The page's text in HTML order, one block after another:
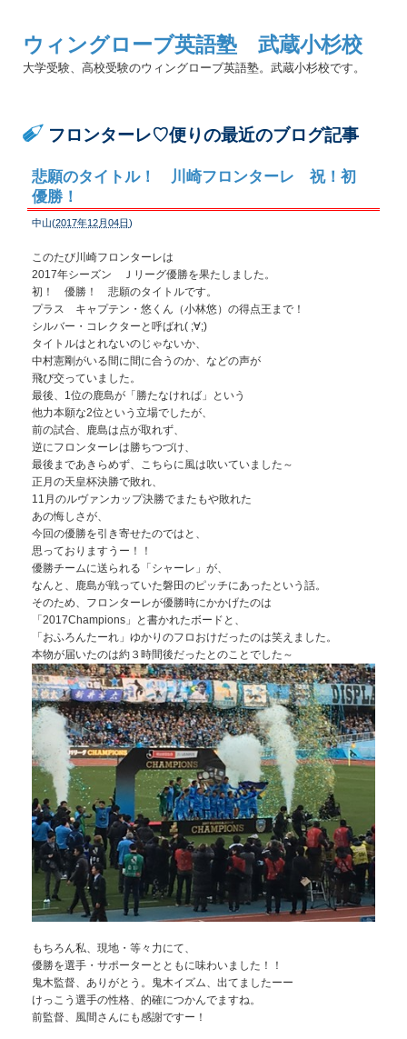
ウィングローブ英語塾 武蔵小杉校
大学受験、高校受験のウィングローブ英語塾。武蔵小杉校です。
フロンターレ♡便りの最近のブログ記事
悲願のタイトル！ 川崎フロンターレ 祝！初
優勝！
中山(2017年12月04日)
このたび川崎フロンターレは
2017年シーズン Ｊリーグ優勝を果たしました。
初！ 優勝！ 悲願のタイトルです。
プラス キャプテン・悠くん（小林悠）の得点王まで！
シルバー・コレクターと呼ばれ( ;∀;)
タイトルはとれないのじゃないか、
中村憲剛がいる間に間に合うのか、などの声が
飛び交っていました。
最後、1位の鹿島が「勝たなければ」という
他力本願な2位という立場でしたが、
前の試合、鹿島は点が取れず、
逆にフロンターレは勝ちつづけ、
最後まであきらめず、こちらに風は吹いていました～
正月の天皇杯決勝で敗れ、
11月のルヴァンカップ決勝でまたもや敗れた
あの悔しさが、
今回の優勝を引き寄せたのではと、
思っておりますうー！！
優勝チームに送られる「シャーレ」が、
なんと、鹿島が戦っていた磐田のピッチにあったという話。
そのため、フロンターレが優勝時にかかげたのは
「2017Champions」と書かれたボードと、
「おふろんたーれ」ゆかりのフロおけだったのは笑えました。
本物が届いたのは約３時間後だったとのことでした～
もちろん私、現地・等々力にて、
優勝を選手・サポーターとともに味わいました！！
鬼木監督、ありがとう。鬼木イズム、出てましたーー
けっこう選手の性格、的確につかんでますね。
前監督、風間さんにも感謝ですー！